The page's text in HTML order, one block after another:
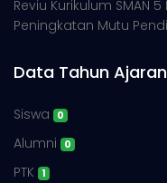
Reviu Kurikulum SMAN
Peningkatan Mutu
Data Tahun
Siswa 0
Alumni 0
PTK 1